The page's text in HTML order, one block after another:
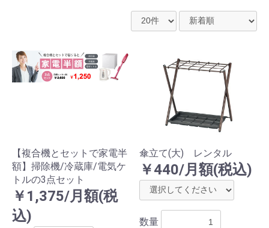
【複合機とセットで家電半
額】掃除機/冷蔵庫/電気ケ
トルの3点セット
￥1,375/月額(税
込)
傘立て(大) レンタル
￥440/月額(税込)
数量